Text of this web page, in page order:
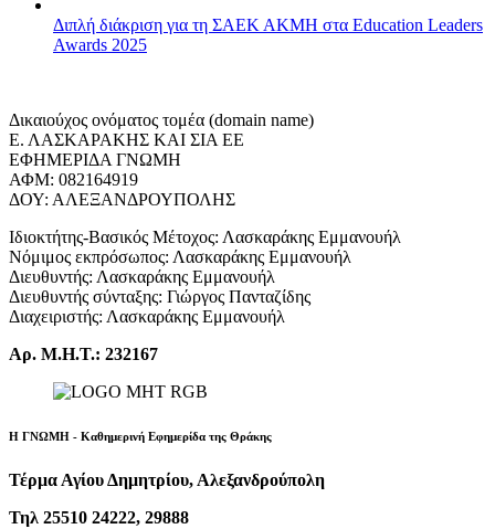
Διπλή διάκριση για τη ΣΑΕΚ ΑΚΜΗ στα Education Leaders
Awards 2025
Δικαιούχος ονόματος τομέα (domain name)
Ε. ΛΑΣΚΑΡΑΚΗΣ ΚΑΙ ΣΙΑ ΕΕ
ΕΦΗΜΕΡΙΔΑ ΓΝΩΜΗ
ΑΦΜ: 082164919
ΔΟΥ: ΑΛΕΞΑΝΔΡΟΥΠΟΛΗΣ
Ιδιοκτήτης-Βασικός Μέτοχος: Λασκαράκης Εμμανουήλ
Νόμιμος εκπρόσωπος: Λασκαράκης Εμμανουήλ
Διευθυντής: Λασκαράκης Εμμανουήλ
Διευθυντής σύνταξης: Γιώργος Πανταζίδης
Διαχειριστής: Λασκαράκης Εμμανουήλ
Αρ. Μ.Η.Τ.: 232167
Η ΓΝΩΜΗ - Καθημερινή Εφημερίδα της Θράκης
Τέρμα Αγίου Δημητρίου, Αλεξανδρούπολη
Τηλ 25510 24222, 29888